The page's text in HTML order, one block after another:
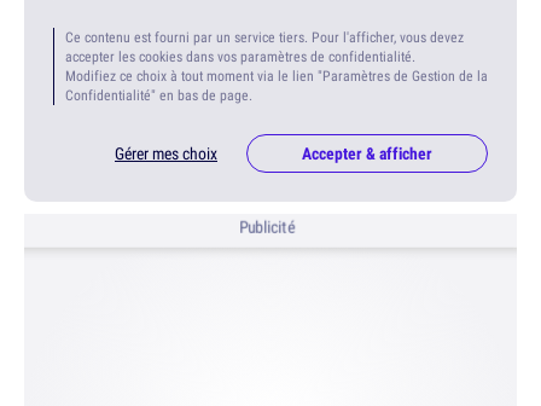
Ce contenu est fourni par un service tiers. Pour l'afficher, vous devez
accepter les cookies dans vos paramètres de confidentialité.
Modifiez ce choix à tout moment via le lien "Paramètres de Gestion de la
Confidentialité" en bas de page.
Gérer mes choix Accepter & afficher
Publicité